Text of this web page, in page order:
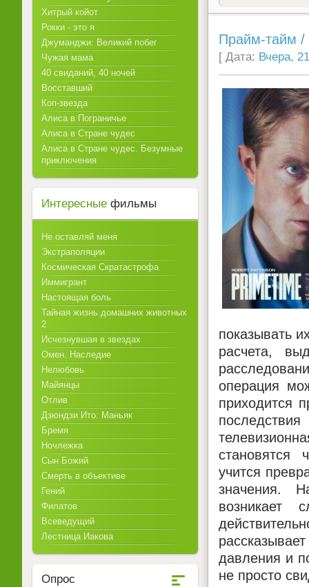
Прайм-тайм /
[ Дата: Вчера,
показывать
расчета,
операция
приходится
становятся
учится
значения.
возникает
давления и
не просто
Хитрый койот
Рокки - это я
Джуманджи: Великий побег
Чужая мама
40 свиданий, 40 ночей
Восставший
Коп-звезда
Алиса в Пограничье
Алиса в Стране чудес
Алиса в Стране чудес. Безумные
приключения
Интересные фильмы
Не оставляй меня
Экстраполяции
Космическая Скратастрофа
Иммигрант
Настоящая боль
Тайная жизнь домашних животных
2
Исчезнувшая в звездах
Омен. Наследие
Нелюбовь
Майянцы
Отлив
Дзюндзи Ито: Маньяк
Бремя
Ночлежка
Сын Божий
Смерть в объективе
Гений
Филатов
Всеведущий
Лестница Иакова
Опрос